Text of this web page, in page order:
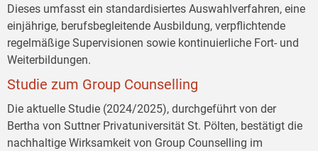
Dieses umfasst ein standardisiertes Auswahlverfahren, eine
einjährige, berufsbegleitende Ausbildung, verpflichtende
regelmäßige Supervisionen sowie kontinuierliche Fort- und
Weiterbildungen.
Studie zum Group Counselling
Die aktuelle Studie (2024/2025), durchgeführt von der
Bertha von Suttner Privatuniversität St. Pölten, bestätigt die
nachhaltige Wirksamkeit von Group Counselling im